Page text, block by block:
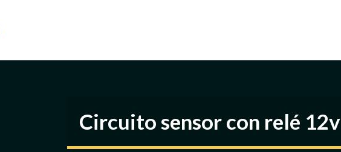
Circuito sensor con relé 12v